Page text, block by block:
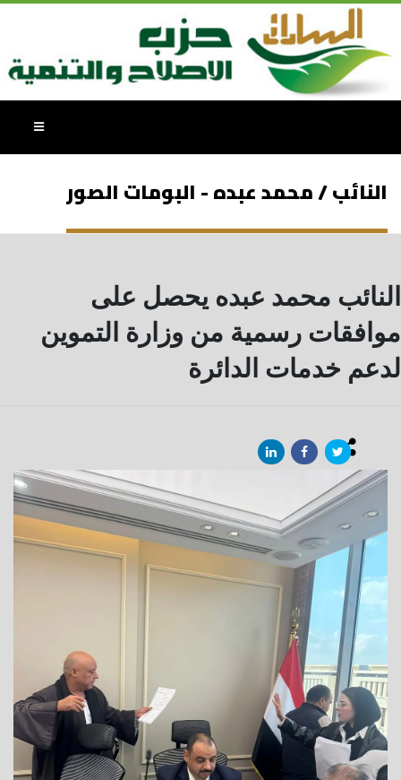
النائب / محمد عبده - البومات الصور
النائب محمد عبده يحصل على
موافقات رسمية من وزارة التموين
لدعم خدمات الدائرة